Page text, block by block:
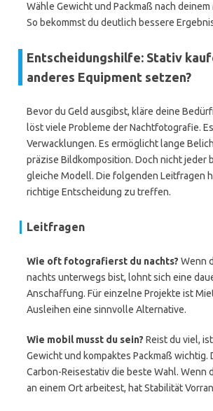
Wähle Gewicht und Packmaß nach
So bekommst du deutlich bessere
Entscheidungshilfe: Stativ
anderes Equipment setzen?
Bevor du Geld ausgibst, kläre deine
löst viele Probleme der Nachtfotografie.
Verwacklungen. Es ermöglicht lange
präzise Bildkomposition. Doch nicht jeder
gleiche Modell. Die folgenden Leitfragen
richtige Entscheidung zu treffen.
Leitfragen
Wie oft fotografierst du nachts? Wenn
nachts unterwegs bist, lohnt sich eine
Anschaffung. Für einzelne Projekte ist
Ausleihen eine sinnvolle Alternative.
Wie mobil musst du sein? Reist du viel,
Gewicht und kompaktes Packmaß wichtig.
Carbon-Reisestativ die beste Wahl. Wenn
an einem Ort arbeitest, hat Stabilität